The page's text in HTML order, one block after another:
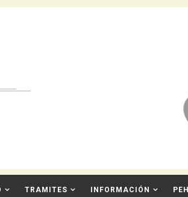
TRAMITES INFORMACIÓN